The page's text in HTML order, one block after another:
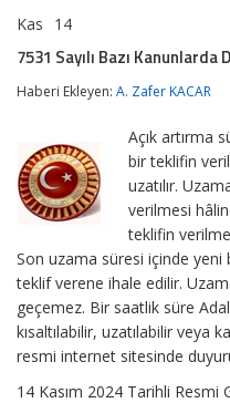
Kas 14
Bazı
Değişiklik
Kanun
için
7531 Sayılı Bazı Kanunlarda
Haberi Ekleyen: A. Zafer KACAR
Açık artırma
bir teklifin
uzatılır.
verilmesi
teklifin
Son uzama süresi içinde
teklif verene ihale edilir.
geçemez. Bir saatlik süre
kısaltılabilir, uzatılabilir veya
resmi internet sitesinde
14 Kasım 2024 Tarihli Resmi